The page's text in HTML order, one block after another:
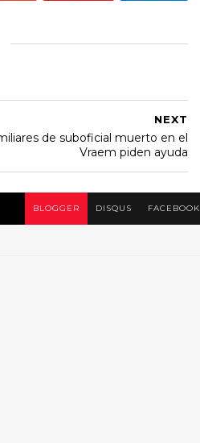
NEXT
de suboficial muerto en el
Vraem piden ayuda
BLOGGER DISQUS FACEBOOK